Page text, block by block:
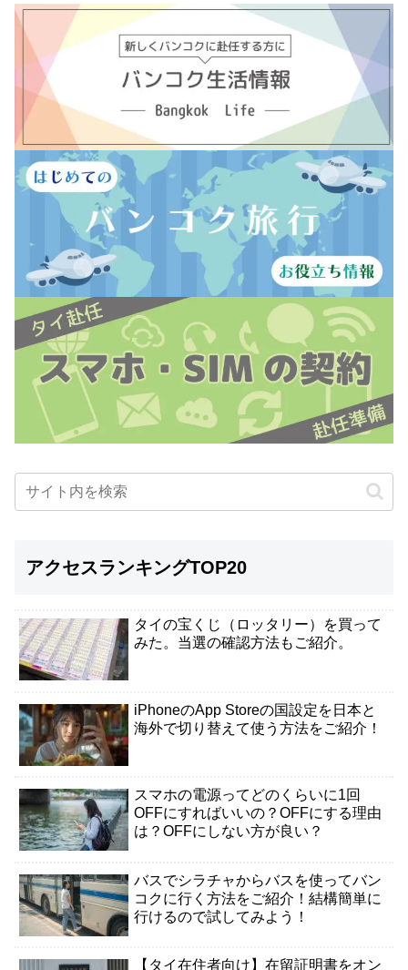
アクセスランキングTOP20
タイの宝くじ（ロッタリー）を買って
みた。当選の確認方法もご紹介。
iPhoneのApp Storeの国設定を日本と
海外で切り替えて使う方法をご紹介！
スマホの電源ってどのくらいに1回
OFFにすればいいの？OFFにする理由
は？OFFにしない方が良い？
バスでシラチャからバスを使ってバン
コクに行く方法をご紹介！結構簡単に
行けるので試してみよう！
【タイ在住者向け】在留証明書をオン